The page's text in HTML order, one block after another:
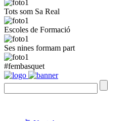
Tots som Sa Real
Escoles de Formació
Ses nines formam part
#fembasquet